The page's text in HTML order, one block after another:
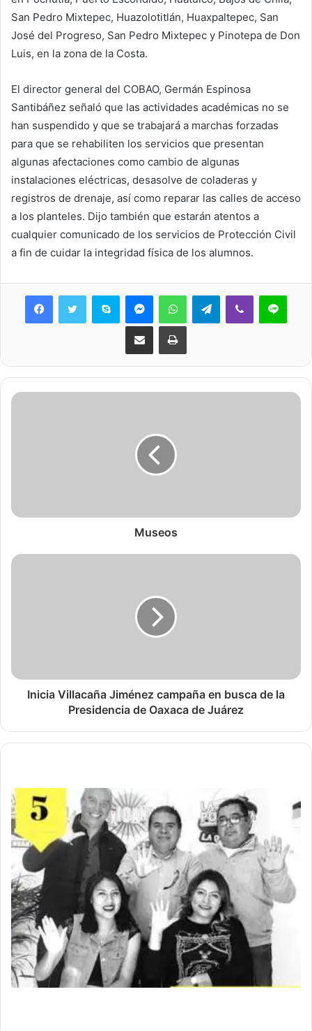
San Pedro Mixtepec, Huazolotitlán, Huaxpaltepec, San
José del Progreso, San Pedro Mixtepec y Pinotepa de Don
Luis, en la zona de la Costa.
El director general del COBAO, Germán Espinosa
Santibáñez señaló que las actividades académicas no se
han suspendido y que se trabajará a marchas forzadas
para que se rehabiliten los servicios que presentan
algunas afectaciones como cambio de algunas
instalaciones eléctricas, desasolve de coladeras y
registros de drenaje, así como reparar las calles de acceso
a los planteles. Dijo también que estarán atentos a
cualquier comunicado de los servicios de Protección Civil
a fin de cuidar la integridad física de los alumnos.
Skype MessengerWhatsAppTelegramViber Line
Share via Email Print
Museos
Inicia Villacaña Jiménez campaña en busca de la
Presidencia de Oaxaca de Juárez